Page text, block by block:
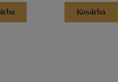
Kosárba